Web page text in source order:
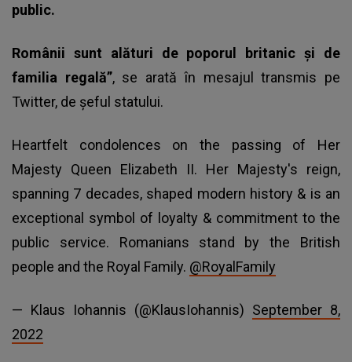
public.
Românii sunt alături de poporul britanic și de
familia regală”, se arată în mesajul transmis pe
Twitter, de șeful statului.
Heartfelt condolences on the passing of Her
Majesty Queen Elizabeth II. Her Majesty's reign,
spanning 7 decades, shaped modern history & is an
exceptional symbol of loyalty & commitment to the
public service. Romanians stand by the British
people and the Royal Family. @RoyalFamily
— Klaus Iohannis (@KlausIohannis) September 8,
2022